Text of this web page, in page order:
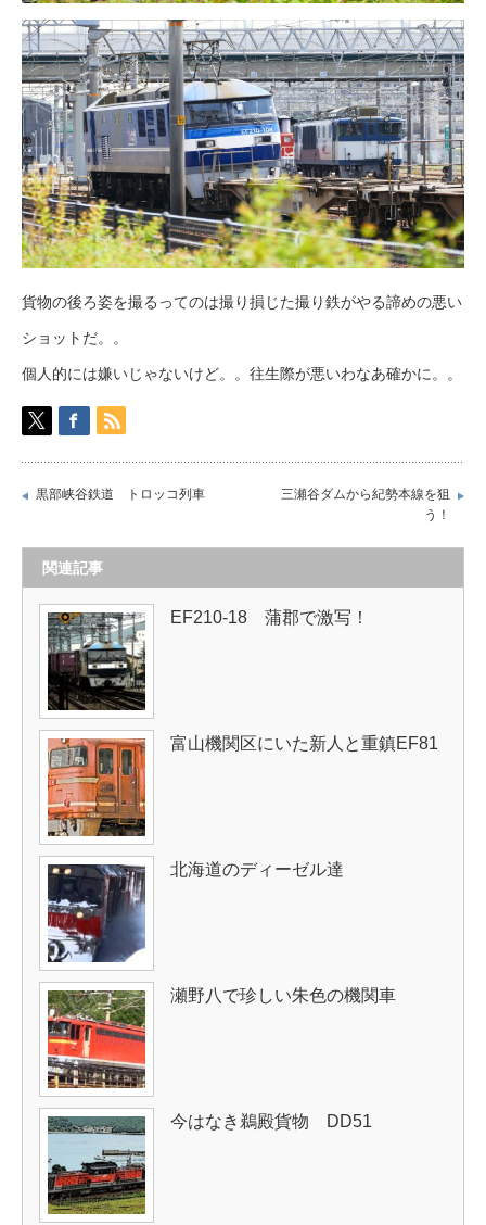
貨物の後ろ姿を撮るってのは撮り損じた撮り鉄がやる諦めの悪い
ショットだ。。
個人的には嫌いじゃないけど。。往生際が悪いわなあ確かに。。
黒部峡谷鉄道 トロッコ列車
三瀬谷ダムから紀勢本線を狙
う！
関連記事
EF210-18 蒲郡で激写！
富山機関区にいた新人と重鎮EF81
北海道のディーゼル達
瀬野八で珍しい朱色の機関車
今はなき鵜殿貨物 DD51